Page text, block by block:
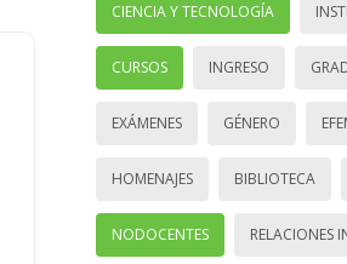
CIENCIA Y TECNOLOGÍA
CURSOS INGRESO
EXÁMENES GÉNERO
HOMENAJES BIBLIOTECA
NODOCENTES RELACIONES